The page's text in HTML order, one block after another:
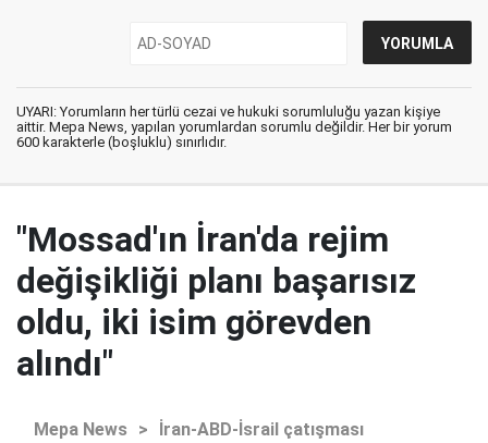
UYARI: Yorumların her türlü cezai ve hukuki sorumluluğu yazan kişiye
aittir. Mepa News, yapılan yorumlardan sorumlu değildir. Her bir yorum
600 karakterle (boşluklu) sınırlıdır.
"Mossad'ın İran'da rejim
değişikliği planı başarısız
oldu, iki isim görevden
alındı"
Mepa News > İran-ABD-İsrail çatışması